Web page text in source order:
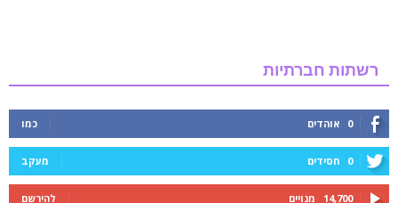
רשתות חברתיות
0 אוהדים כמו
0 חסידים מעקב
14,700 מנויים להירשם